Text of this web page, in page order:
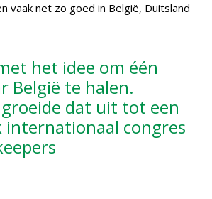
vaak net zo goed in België, Duitsland
het idee om één
België te halen.
dat uit tot een
internationaal congres